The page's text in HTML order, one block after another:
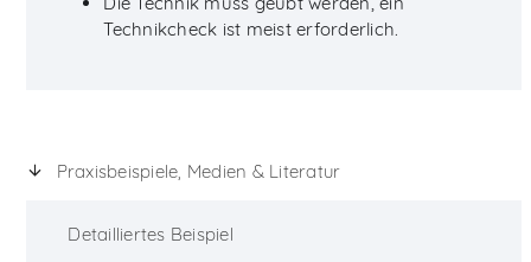
Technikcheck ist meist erforderlich.
Praxisbeispiele, Medien & Literatur
Detailliertes Beispiel